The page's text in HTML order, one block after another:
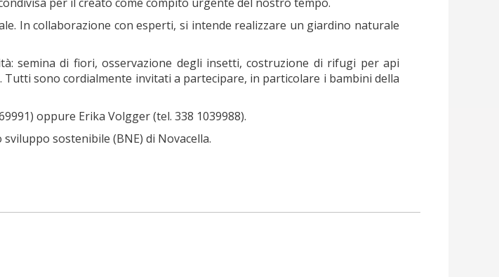
In collaborazione con esperti, si intende realizzare un giardino naturale
semina di fiori, osservazione degli insetti, costruzione di rifugi per api
sono cordialmente invitati a partecipare, in particolare i bambini della
oppure Erika Volgger (tel. 338 1039988).
sostenibile (BNE) di Novacella.